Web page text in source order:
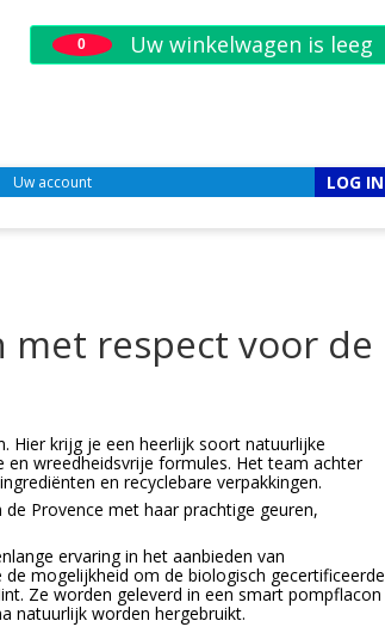
0 Uw winkelwagen is leeg
Uw account LOG IN
met respect voor de
Hier krijg je een heerlijk soort natuurlijke
wreedheidsvrije formules. Het team achter
en recyclebare verpakkingen.
Provence met haar prachtige geuren,
ervaring in het aanbieden van
mogelijkheid om de biologisch gecertificeerde
Ze worden geleverd in een smart pompflacon
natuurlijk worden hergebruikt.